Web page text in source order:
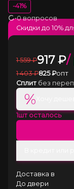
-41%
Загрузка
•0 вопросов
1 559 ₽917₽/
1 403 ₽825₽опт
Сплит без
%
1шт осталось
Доставка в
До двери
Скидки до 10%